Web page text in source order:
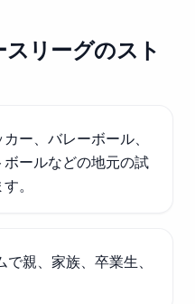
リーグのスト
ー、バレーボール、
ールなどの地元の試
。
親、家族、卒業生、